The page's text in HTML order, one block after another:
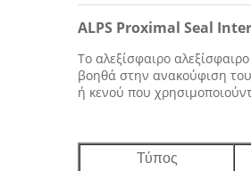
ALPS Proximal Seal
Το αλεξίσφαιρο
βοηθά στην ανακούφιση
ή κενού που
Τύπος